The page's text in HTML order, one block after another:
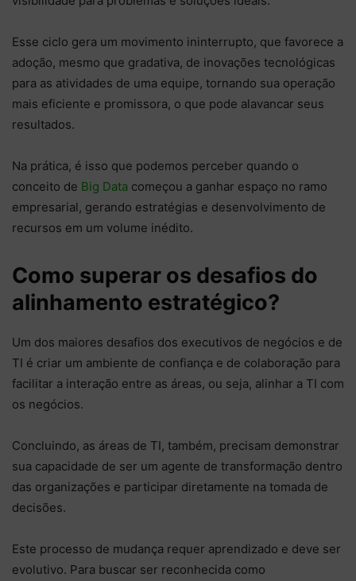
Esse ciclo gera um movimento ininterrupto, que favorece a
adoção, mesmo que gradativa, de inovações tecnológicas
para as atividades de uma equipe, tornando sua operação
mais eficiente e promissora, o que pode alavancar seus
resultados.
Na prática, é isso que podemos perceber quando o
conceito de Big Data começou a ganhar espaço no ramo
empresarial, gerando estratégias e desenvolvimento de
recursos em um volume inédito.
Como superar os desafios do
alinhamento estratégico?
Um dos maiores desafios dos executivos de negócios e de
TI é criar um ambiente de confiança e de colaboração para
facilitar a interação entre as áreas, ou seja, alinhar a TI com
os negócios.
Concluindo, as áreas de TI, também, precisam demonstrar
sua capacidade de ser um agente de transformação dentro
das organizações e participar diretamente na tomada de
decisões.
Este processo de mudança requer aprendizado e deve ser
evolutivo. Para buscar ser reconhecida como